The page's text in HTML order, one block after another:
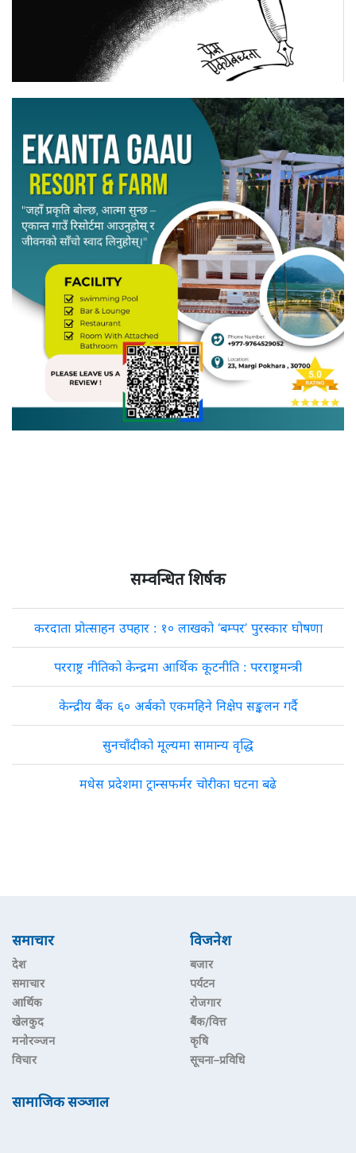
सम्वन्धित शिर्षक
करदाता प्रोत्साहन उपहार : १० लाखको ‘बम्पर’ पुरस्कार घोषणा
परराष्ट्र नीतिको केन्द्रमा आर्थिक कूटनीति : परराष्ट्रमन्त्री
केन्द्रीय बैंक ६० अर्बको एकमहिने निक्षेप सङ्कलन गर्दै
सुनचाँदीको मूल्यमा सामान्य वृद्धि
मधेस प्रदेशमा ट्रान्सफर्मर चोरीका घटना बढे
समाचार
देश
समाचार
आर्थिक
खेलकुद
मनोरञ्जन
विचार
विजनेश
बजार
पर्यटन
रोजगार
बैंक/वित्त
कृषि
सूचना–प्रविधि
सामाजिक सञ्जाल